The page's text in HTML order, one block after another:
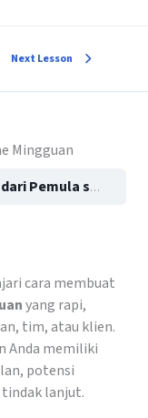
Next Lesson
Mingguan
Kursus Agen Properti Profesional dari Pemula sampai Pakar: Panduan Lengkap Karier Properti
cara membuat
yang rapi,
tim, atau klien.
Anda memiliki
potensi
lanjut.